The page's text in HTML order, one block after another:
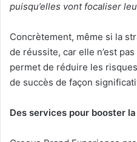
puisqu’elles vont focaliser
Concrètement, même si la
de réussite, car elle n’est
permet de réduire les
de succès de façon
Des services pour booster